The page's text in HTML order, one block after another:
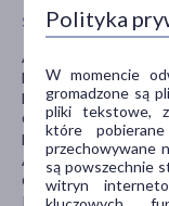
Składniki/
Aqua, Hydrogenated
Dicaprylyl
Dimethicone, PEG-
Oil, Cetearyl Alcohol,
Extract, Tocopherol,
Asiatica Extract,
Glycol, Sodium
Polyglyceryl-3
Polityka
W momencie
gromadzone są
pliki tekstowe,
które
przechowywane
są powszechnie
witryn